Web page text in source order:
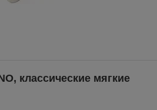
классические мягкие